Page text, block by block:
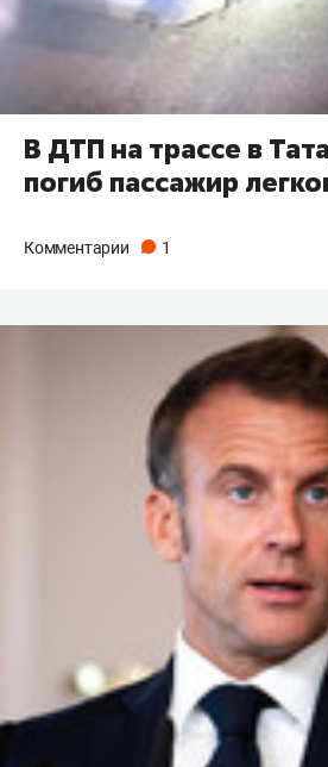
В ДТП на трассе в
погиб пассажир
Комментарии 1